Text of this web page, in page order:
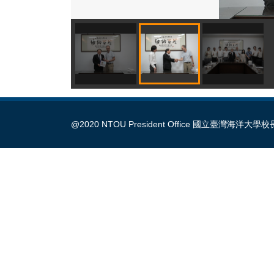
@2020 NTOU President Office 國立臺灣海洋大學校